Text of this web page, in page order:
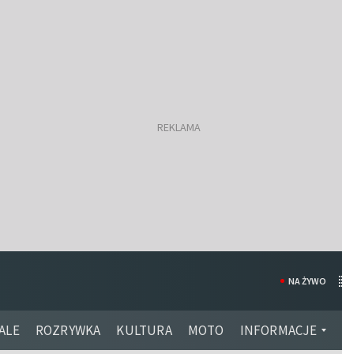
ROZRYWKA KULTURA MOTO INFORMACJE
NA ŻYWO